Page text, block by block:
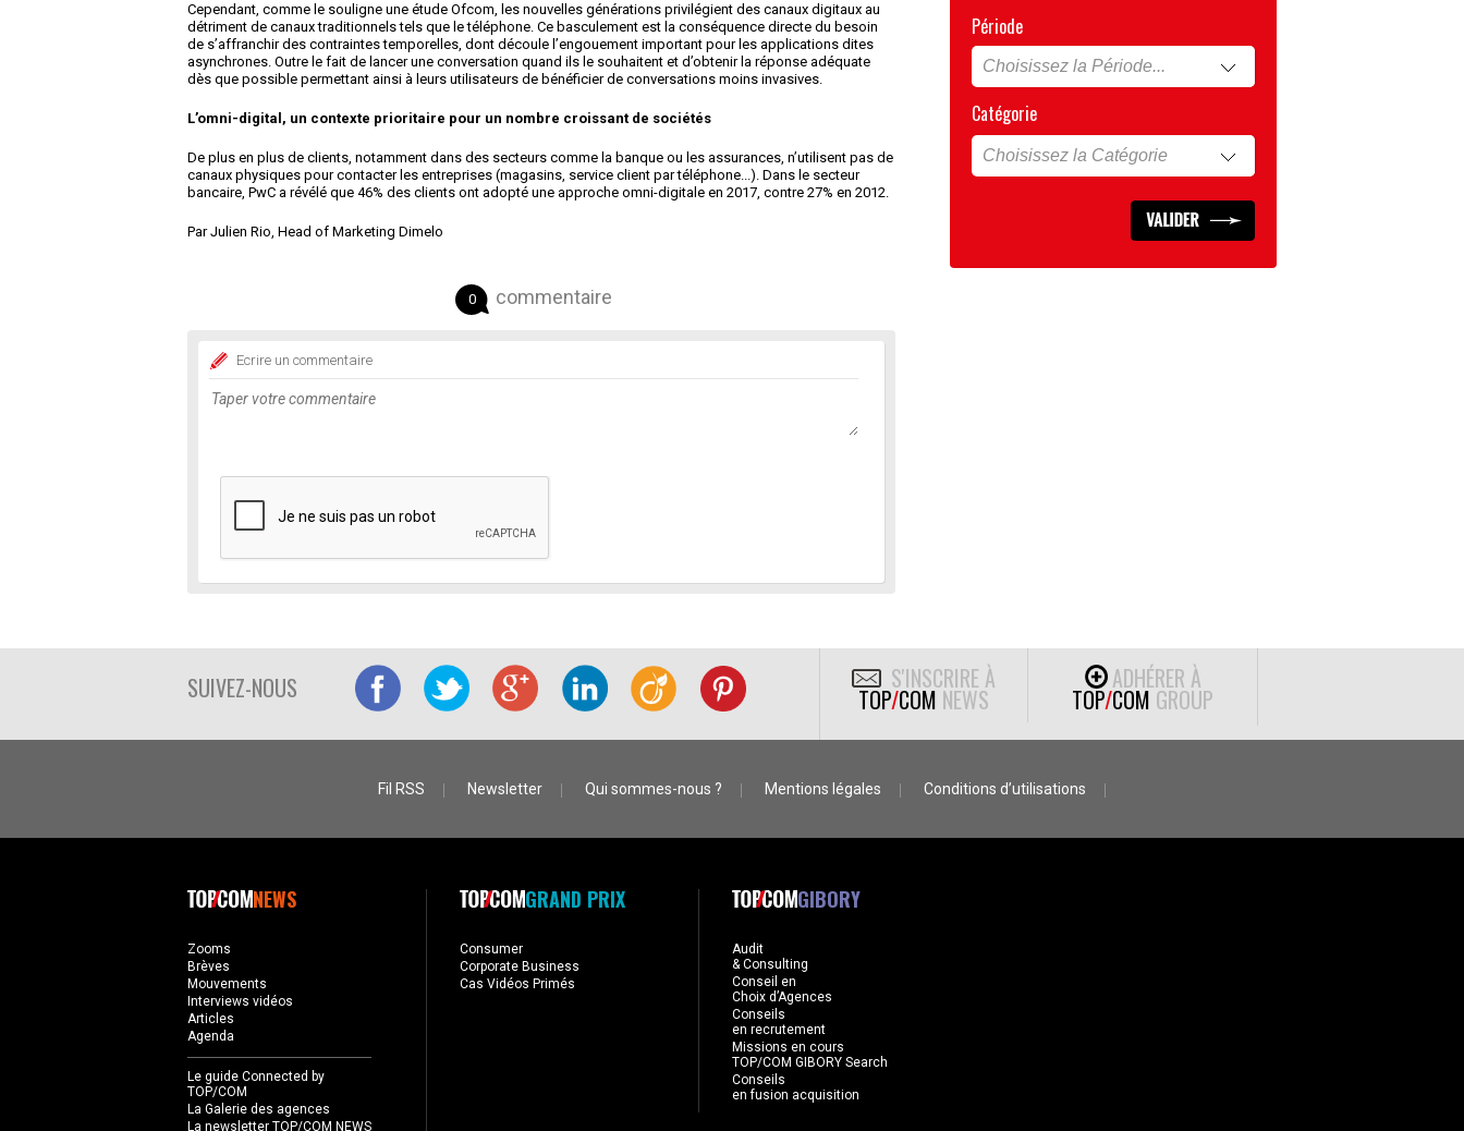
Cependant, comme le souligne une étude Ofcom, les nouvelles générations privilégient des canaux digitaux au
détriment de canaux traditionnels tels que le téléphone. Ce basculement est la conséquence directe du besoin
de s’affranchir des contraintes temporelles, dont découle l’engouement important pour les applications dites
asynchrones. Outre le fait de lancer une conversation quand ils le souhaitent et d’obtenir la réponse adéquate
dès que possible permettant ainsi à leurs utilisateurs de bénéficier de conversations moins invasives.
L’omni-digital, un contexte prioritaire pour un nombre croissant de sociétés
De plus en plus de clients, notamment dans des secteurs comme la banque ou les assurances, n’utilisent pas de
canaux physiques pour contacter les entreprises (magasins, service client par téléphone...). Dans le secteur
bancaire, PwC a révélé que 46% des clients ont adopté une approche omni-digitale en 2017, contre 27% en 2012.
Par Julien Rio, Head of Marketing Dimelo
0 commentaire
Ecrire un commentaire
Période
Catégorie
SUIVEZ-NOUS S'INSCRIRE À
TOP/COM NEWS
ADHÉRER À
TOP/COM GROUP
Fil RSS Newsletter Qui sommes-nous ? Mentions légales Conditions d’utilisations
NEWS
Zooms
Brèves
Mouvements
Interviews vidéos
Articles
Agenda
Le guide Connected by
TOP/COM
La Galerie des agences
La newsletter TOP/COM NEWS
GRAND PRIX
Consumer
Corporate Business
Cas Vidéos Primés
GIBORY
Audit
& Consulting
Conseil en
Choix d’Agences
Conseils
en recrutement
Missions en cours
TOP/COM GIBORY Search
Conseils
en fusion acquisition